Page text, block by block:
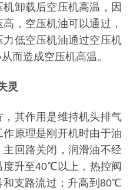
卸载后空压机高温，因
，空压机油可以通过，
低空压机油通过空压机
而造成空压机高温。
灵
其作用是维持机头排气
原理是刚开机时由于油
回路关闭，润滑油不经
升至40℃以上，热控阀
和支路流过；升高到80℃